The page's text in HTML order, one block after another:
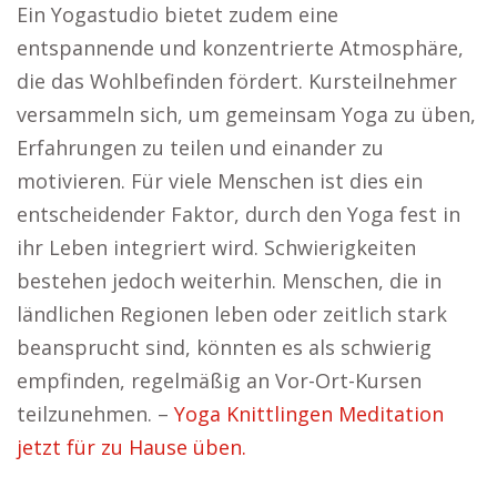
Ein Yogastudio bietet zudem eine
entspannende und konzentrierte Atmosphäre,
die das Wohlbefinden fördert. Kursteilnehmer
versammeln sich, um gemeinsam Yoga zu üben,
Erfahrungen zu teilen und einander zu
motivieren. Für viele Menschen ist dies ein
entscheidender Faktor, durch den Yoga fest in
ihr Leben integriert wird. Schwierigkeiten
bestehen jedoch weiterhin. Menschen, die in
ländlichen Regionen leben oder zeitlich stark
beansprucht sind, könnten es als schwierig
empfinden, regelmäßig an Vor-Ort-Kursen
teilzunehmen. – Yoga Knittlingen Meditation
jetzt für zu Hause üben.